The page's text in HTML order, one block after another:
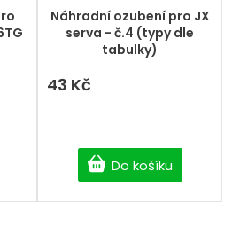
Náhradní ozubení pro JX
serva - č.4 (typy dle
tabulky)
43 Kč
Do košíku